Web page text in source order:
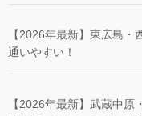
【2026年最新】東広島
通いやすい！
【2026年最新】武蔵中